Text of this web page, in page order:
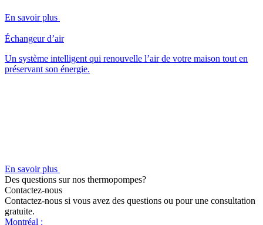
En savoir plus
Échangeur d’air
Un système intelligent qui renouvelle l’air de votre maison tout en
préservant son énergie.
En savoir plus
Des questions sur nos thermopompes?
Contactez-nous
Contactez-nous si vous avez des questions ou pour une consultation
gratuite.
Montréal :